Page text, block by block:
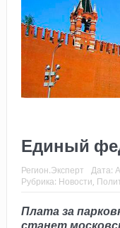
Единый
Регион.Эксперт Дата:
Рубрика: Новости
Плата за